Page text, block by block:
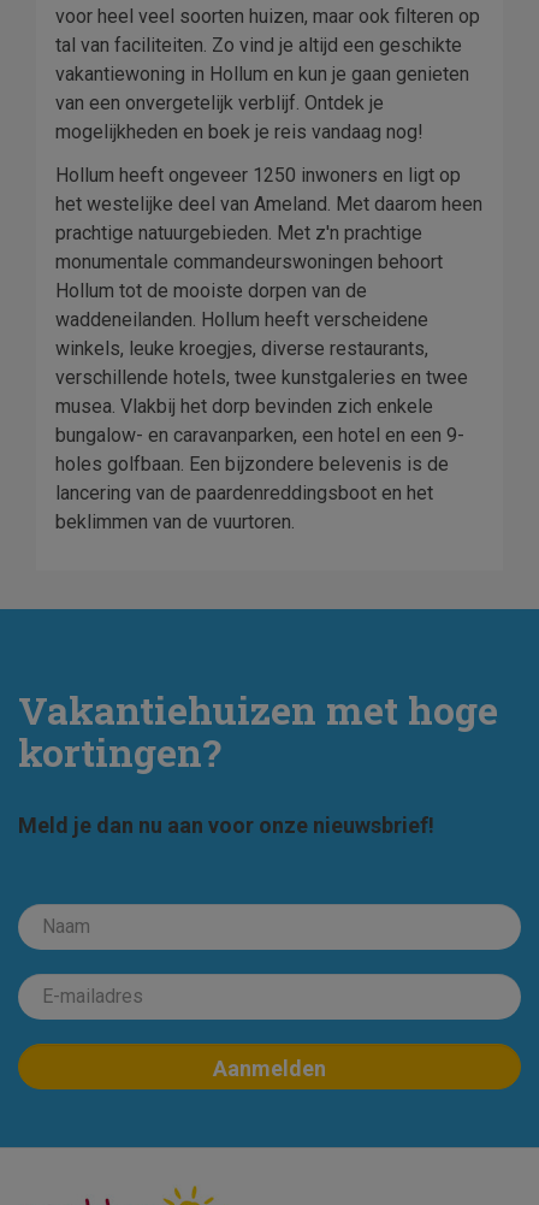
voor heel veel soorten huizen, maar ook filteren op
tal van faciliteiten. Zo vind je altijd een geschikte
vakantiewoning in Hollum en kun je gaan genieten
van een onvergetelijk verblijf. Ontdek je
mogelijkheden en boek je reis vandaag nog!
Hollum heeft ongeveer 1250 inwoners en ligt op
het westelijke deel van Ameland. Met daarom heen
prachtige natuurgebieden. Met z'n prachtige
monumentale commandeurswoningen behoort
Hollum tot de mooiste dorpen van de
waddeneilanden. Hollum heeft verscheidene
winkels, leuke kroegjes, diverse restaurants,
verschillende hotels, twee kunstgaleries en twee
musea. Vlakbij het dorp bevinden zich enkele
bungalow- en caravanparken, een hotel en een 9-
holes golfbaan. Een bijzondere belevenis is de
lancering van de paardenreddingsboot en het
beklimmen van de vuurtoren.
Vakantiehuizen met hoge
kortingen?
Meld je dan nu aan voor onze nieuwsbrief!